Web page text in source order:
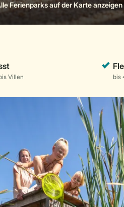
Ferienparks auf der Karte anzeigen